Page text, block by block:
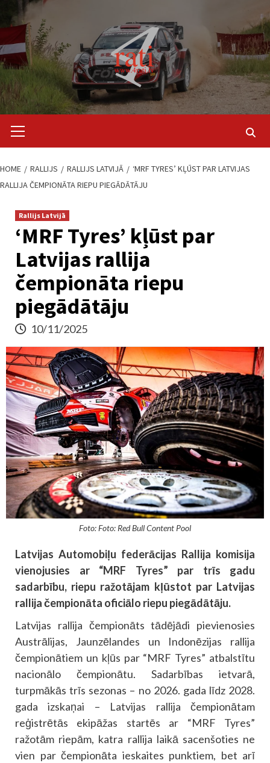
content
Menu
HOME RALLIJS RALLIJS LATVIJĀ
‘MRF TYRES’ KĻŪST PAR LATVIJAS
RALLIJA ČEMPIONĀTA RIEPU PIEGĀDĀTĀJU
Rallijs Latvijā
‘MRF Tyres’ kļūst par
Latvijas rallija
čempionāta riepu
piegādātāju
10/11/2025
Foto: Foto: Red Bull Content Pool
Latvijas Automobiļu federācijas Rallija komisija
vienojusies ar “MRF Tyres” par trīs gadu
sadarbību, riepu ražotājam kļūstot par Latvijas
rallija čempionāta oficiālo riepu piegādātāju.
Latvijas rallija čempionāts tādējādi pievienosies
Austrālijas, Jaunzēlandes un Indonēzijas rallija
čempionātiem un kļūs par “MRF Tyres” atbalstītu
nacionālo čempionātu. Sadarbības ietvarā,
turpmākās trīs sezonas – no 2026. gada līdz 2028.
gada izskaņai – Latvijas rallija čempionātam
reģistrētās ekipāžas startēs ar “MRF Tyres”
ražotām riepām, katra rallija laikā sacenšoties ne
vien par čempionāta ieskaites punktiem, bet arī